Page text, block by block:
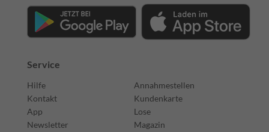
Service
Hilfe
Kontakt
App
Newsletter
Annahmestellen
Kundenkarte
Lose
Magazin